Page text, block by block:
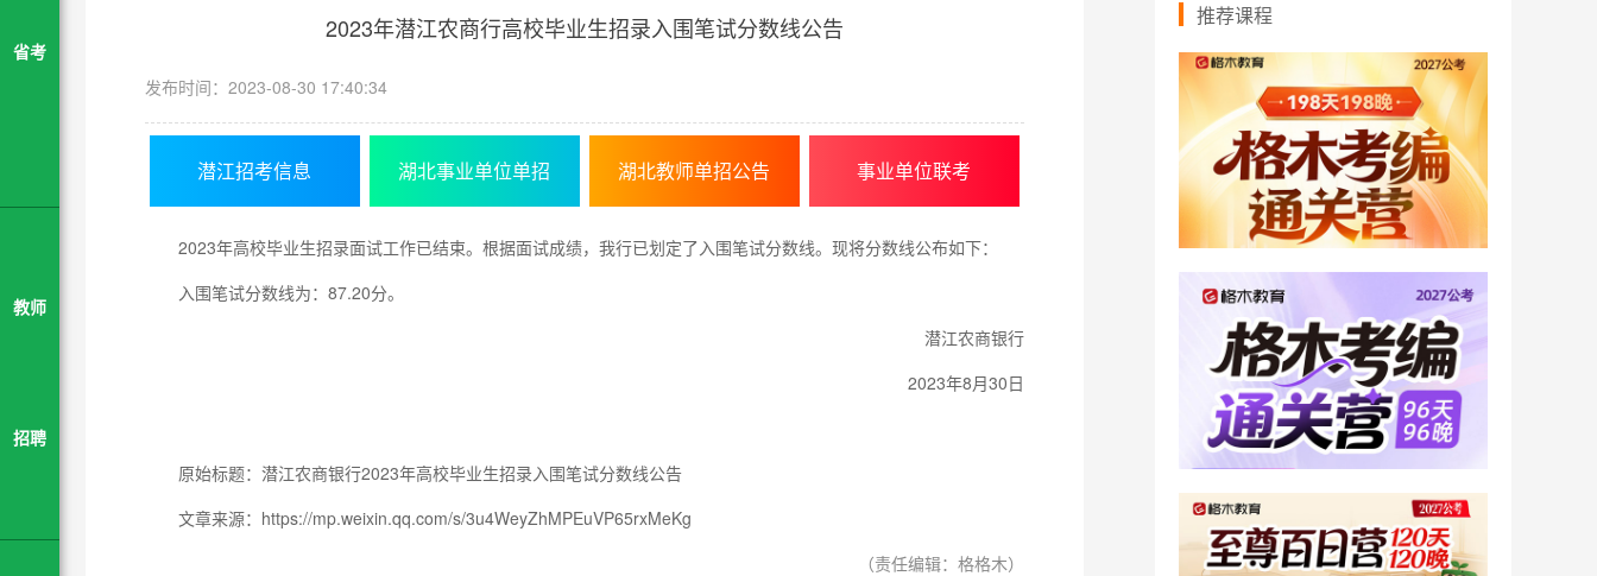
省考
教师
招聘
2023年潜江农商行高校毕业生招录入围笔试分数线公告
发布时间：2023-08-30 17:40:34
潜江招考信息 湖北事业单位单招 湖北教师单招公告 事业单位联考
2023年高校毕业生招录面试工作已结束。根据面试成绩，我行已划定了入围笔试分数线。现将分数线公布如下：
入围笔试分数线为：87.20分。
潜江农商银行
2023年8月30日
原始标题：潜江农商银行2023年高校毕业生招录入围笔试分数线公告
文章来源：https://mp.weixin.qq.com/s/3u4WeyZhMPEuVP65rxMeKg
（责任编辑：格格木）
推荐课程